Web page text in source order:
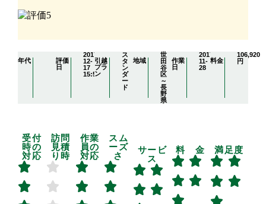
年代
評価
日
2017-
12-
17
15:51:48
引越
プラ
ン
ス
タ
ン
ダ
ー
ド
地域
世
田
谷
区
～
長
野
県
作業
日
2017-
11-
28
料金
106,920
円
受付
時の
対応
訪問
見積
り時
作業
員の
対応
スム
ーズ
さ
サービ
ス
料 金 満足度